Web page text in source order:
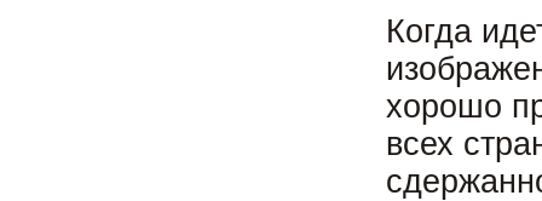
Когда
хорошо
всех